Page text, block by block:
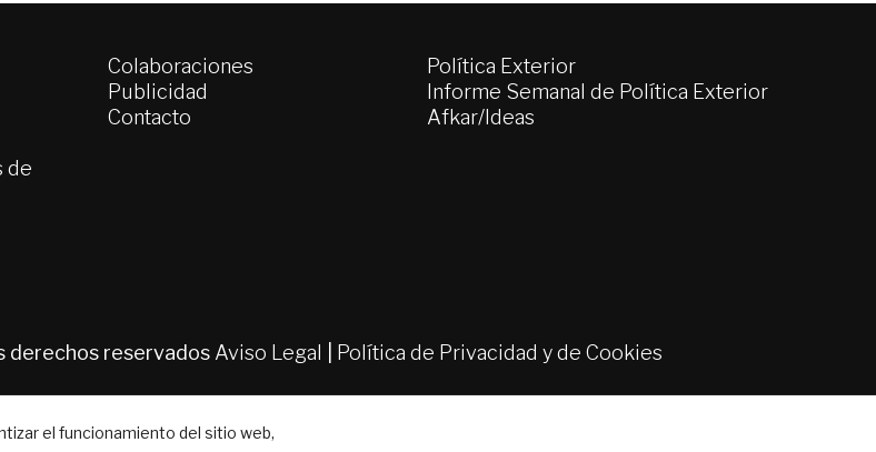
de
Colaboraciones
Publicidad
Contacto
Política Exterior
Informe Semanal de Política Exterior
Afkar/Ideas
derechos reservados Aviso Legal Política de Privacidad y de Cookies
el funcionamiento del sitio web,